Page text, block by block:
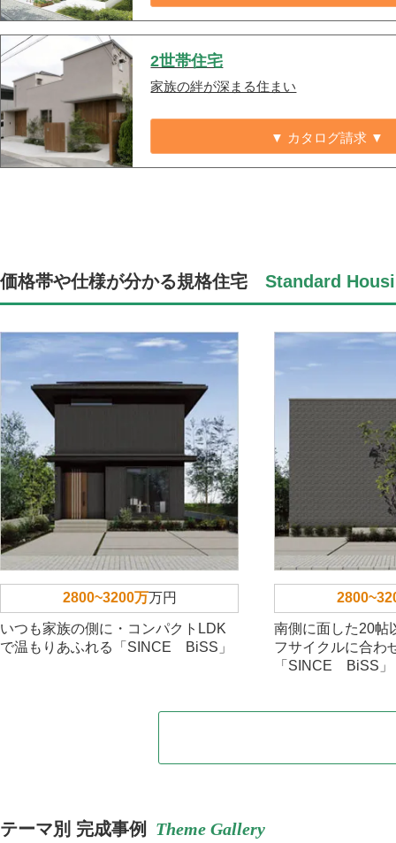
2世帯住宅
家族の絆が深まる住まい
▼ カタログ請求 ▼
価格帯や仕様が分かる規格住宅 Standard
2800~3200万万円
いつも家族の側に・コンパクトLDK
で温もりあふれる「SINCE BiSS」
南側に面した20帖
フサイクルに合わ
「SINCE BiSS」
テーマ別 完成事例 Theme Gallery